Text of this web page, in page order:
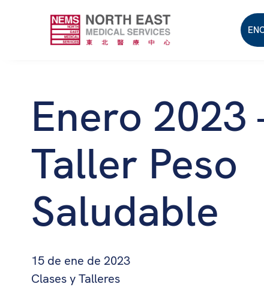
Enero 2023
Taller Peso
Saludable
15 de ene de 2023
Clases y Talleres